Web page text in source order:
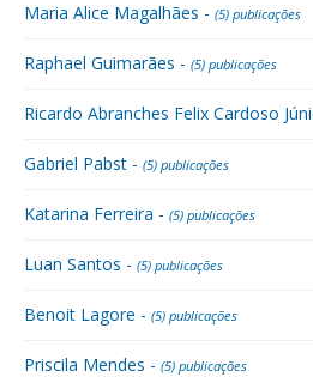
Maria Alice Magalhães - (5) publicações
Raphael Guimarães - (5) publicações
Ricardo Abranches Felix Cardoso
Gabriel Pabst - (5) publicações
Katarina Ferreira - (5) publicações
Luan Santos - (5) publicações
Benoit Lagore - (5) publicações
Priscila Mendes - (5) publicações